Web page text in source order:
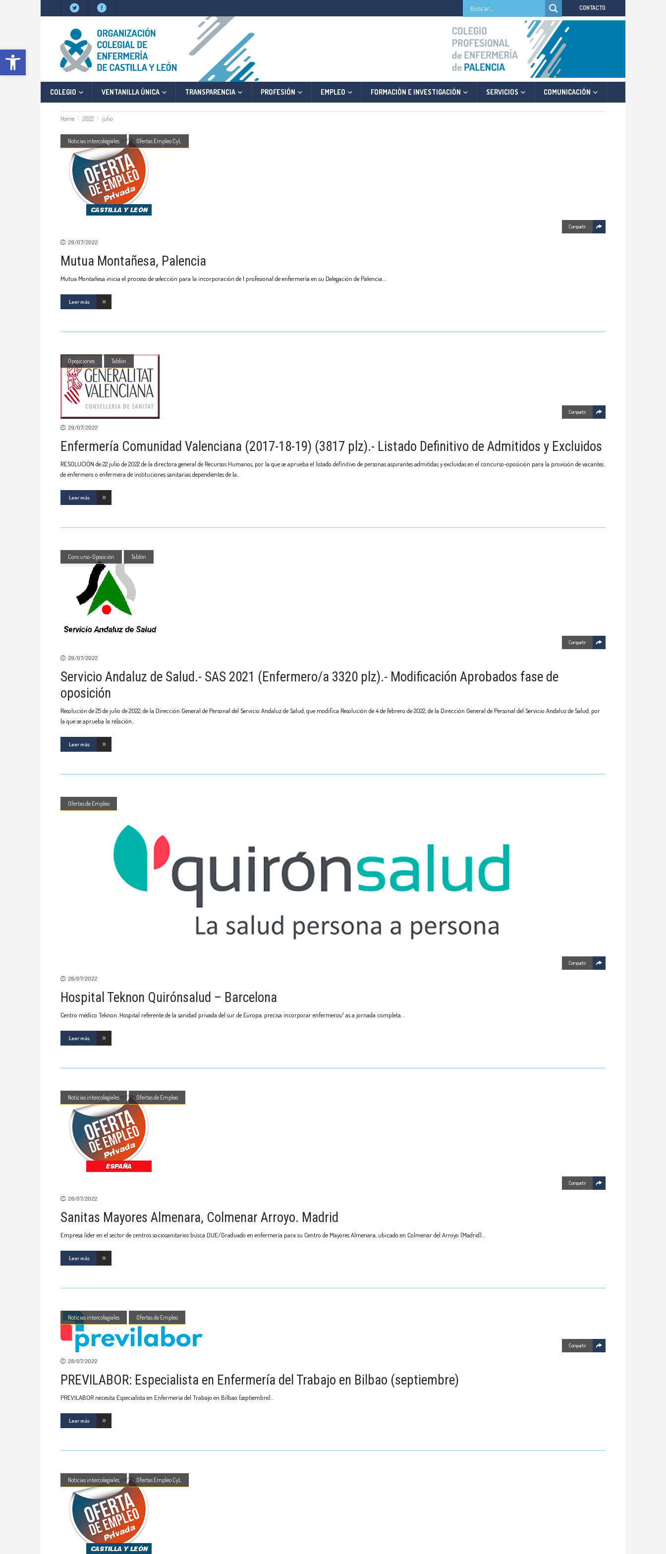
Abrir barra de herramientas
CONTACTO
COLEGIO VENTANILLA ÚNICA TRANSPARENCIA PROFESIÓN EMPLEO FORMACIÓN E INVESTIGACIÓN SERVICIOS COMUNICACIÓN
Home 2022 julio
Noticias intercolegiales Ofertas Empleo CyL
Compartir
29/07/2022
Mutua Montañesa, Palencia
Mutua Montañesa inicia el proceso de selección para la incorporación de 1 profesional de enfermería en su Delegación de Palencia.
Leer más
Oposiciones Tablón
Compartir
29/07/2022
Enfermería Comunidad Valenciana (2017-18-19) (3817 plz).- Listado Definitivo de Admitidos y Excluidos
RESOLUCIÓN de 22 julio de 2022 de la directora general de Recursos Humanos, por la que se aprueba el listado definitivo de personas aspirantes admitidas y excluidas en el concurso-oposición para la provisión de vacantes
de enfermero o enfermera de instituciones sanitarias dependientes de la
Leer más
Concurso-Oposición Tablón
Compartir
29/07/2022
Servicio Andaluz de Salud.- SAS 2021 (Enfermero/a 3320 plz).- Modificación Aprobados fase de
oposición
Resolución de 25 de julio de 2022, de la Dirección General de Personal del Servicio Andaluz de Salud, que modifica Resolución de 4 de febrero de 2022, de la Dirección General de Personal del Servicio Andaluz de Salud, por
la que se aprueba la relación
Leer más
Ofertas de Empleo
Compartir
28/07/2022
Hospital Teknon Quirónsalud – Barcelona
Centro médico Teknon. Hospital referente de la sanidad privada del sur de Europa, precisa incorporar enfermeros/ as a jornada completa.
Leer más
Noticias intercolegiales Ofertas de Empleo
Compartir
28/07/2022
Sanitas Mayores Almenara, Colmenar Arroyo. Madrid
Empresa líder en el sector de centros sociosanitarios busca DUE/Graduado en enfermería para su Centro de Mayores Almenara, ubicado en Colmenar del Arroyo (Madrid).
Leer más
Noticias intercolegiales Ofertas de Empleo
Compartir
28/07/2022
PREVILABOR: Especialista en Enfermería del Trabajo en Bilbao (septiembre)
PREVILABOR necesita Especialista en Enfermería del Trabajo en Bilbao (septiembre)
Leer más
Noticias intercolegiales Ofertas Empleo CyL